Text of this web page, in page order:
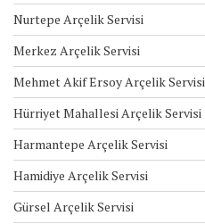
Nurtepe Arçelik Servisi
Merkez Arçelik Servisi
Mehmet Akif Ersoy Arçelik Servisi
Hürriyet Mahallesi Arçelik Servisi
Harmantepe Arçelik Servisi
Hamidiye Arçelik Servisi
Gürsel Arçelik Servisi